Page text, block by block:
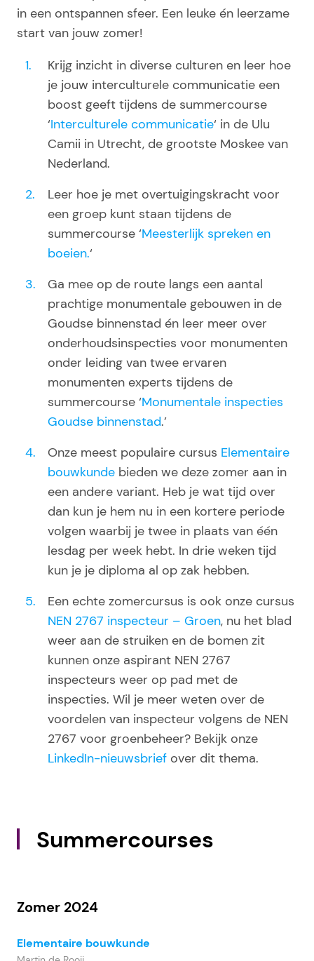
in een ontspannen sfeer. Een leuke én leerzame
start van jouw zomer!
Krijg inzicht in diverse culturen en leer hoe
je jouw interculturele communicatie een
boost geeft tijdens de summercourse
‘Interculturele communicatie‘ in de Ulu
Camii in Utrecht, de grootste Moskee van
Nederland.
Leer hoe je met overtuigingskracht voor
een groep kunt staan tijdens de
summercourse ‘Meesterlijk spreken en
boeien.‘
Ga mee op de route langs een aantal
prachtige monumentale gebouwen in de
Goudse binnenstad én leer meer over
onderhoudsinspecties voor monumenten
onder leiding van twee ervaren
monumenten experts tijdens de
summercourse ‘Monumentale inspecties
Goudse binnenstad.’
Onze meest populaire cursus Elementaire
bouwkunde bieden we deze zomer aan in
een andere variant. Heb je wat tijd over
dan kun je hem nu in een kortere periode
volgen waarbij je twee in plaats van één
lesdag per week hebt. In drie weken tijd
kun je je diploma al op zak hebben.
Een echte zomercursus is ook onze cursus
NEN 2767 inspecteur – Groen, nu het blad
weer aan de struiken en de bomen zit
kunnen onze aspirant NEN 2767
inspecteurs weer op pad met de
inspecties. Wil je meer weten over de
voordelen van inspecteur volgens de NEN
2767 voor groenbeheer? Bekijk onze
LinkedIn-nieuwsbrief over dit thema.
Summercourses
Zomer 2024
Elementaire bouwkunde